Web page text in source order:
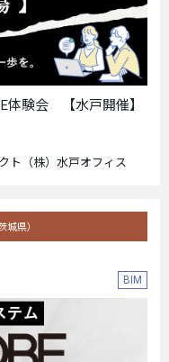
体験会 【水戸開催】
ト（株）水戸オフィス
城県）
BIM